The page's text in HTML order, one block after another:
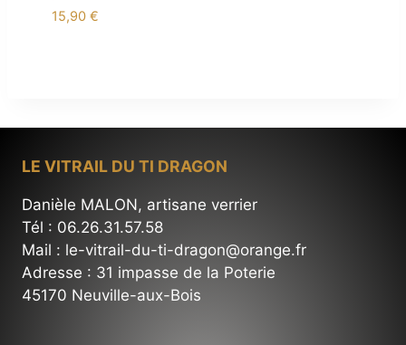
15,90 €
LE VITRAIL DU TI DRAGON
Danièle MALON, artisane verrier
Tél : 06.26.31.57.58
Mail : le-vitrail-du-ti-dragon@orange.fr
Adresse : 31 impasse de la Poterie
45170 Neuville-aux-Bois